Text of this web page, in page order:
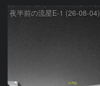
夜半前の流星E-1 (26-08-04)